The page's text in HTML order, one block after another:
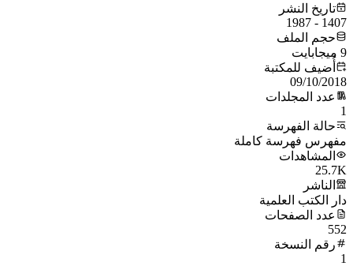
تاريخ النشر
1407 - 1987
حجم الملف
9 ميجابايت
أُضيف للمكتبة
09/10/2018
عدد المجلدات
1
حالة الفهرسة
مفهرس فهرسة كاملة
المشاهدات
25.7K
الناشر
دار الكتب العلمية
عدد الصفحات
552
رقم النسخة
1